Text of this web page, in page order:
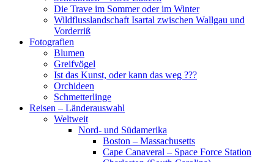
Die Trave im Sommer oder im Winter
Wildflusslandschaft Isartal zwischen Wallgau und
Vorderriß
Fotografien
Blumen
Greifvögel
Ist das Kunst, oder kann das weg ???
Orchideen
Schmetterlinge
Reisen – Länderauswahl
Weltweit
Nord- und Südamerika
Boston – Massachusetts
Cape Canaveral – Space Force Station